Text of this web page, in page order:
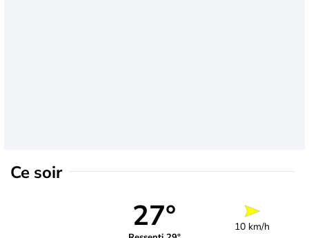
Ce soir
27° 10 km/h